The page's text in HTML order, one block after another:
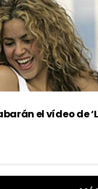
el vídeo de